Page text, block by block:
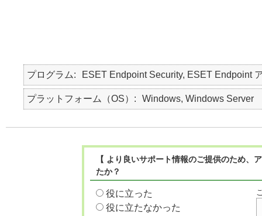
プログラム ESET Endpoint Security, ESET Endpoint
プラットフォーム（OS） Windows, Windows Server
【 より良いサポート情報のご提供のため
たか？
役に立った
役に立たなかった